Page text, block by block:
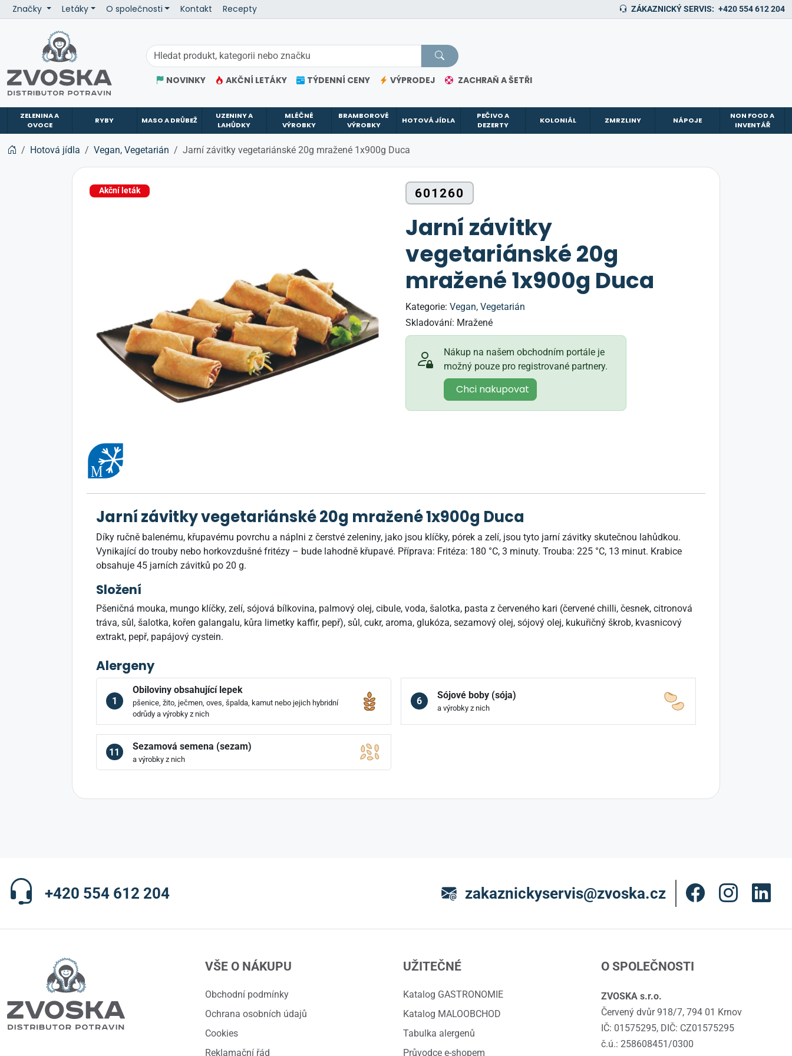
Značky Letáky O společnosti Kontakt Recepty ZÁKAZNICKÝ SERVIS: +420 554 612 204
NOVINKY AKČNÍ LETÁKY TÝDENNÍ CENY VÝPRODEJ ZACHRAŇ A ŠETŘI
ZELENINA A
OVOCE
RYBY MASO A DRŮBEŽ
UZENINY A
LAHŮDKY
MLÉČNÉ
VÝROBKY
BRAMBOROVÉ
VÝROBKY
HOTOVÁ JÍDLA
PEČIVO A
DEZERTY
KOLONIÁL ZMRZLINY NÁPOJE
NON FOOD A
INVENTÁŘ
Hotová jídla Vegan, Vegetarián Jarní závitky vegetariánské 20g mražené 1x900g Duca
601260
Jarní závitky
vegetariánské 20g
mražené 1x900g Duca
Kategorie: Vegan, Vegetarián
Skladování: Mražené
Nákup na našem obchodním portále je
možný pouze pro registrované partnery.
Chci nakupovat
Akční leták
Jarní závitky vegetariánské 20g mražené 1x900g Duca
Díky ručně balenému, křupavému povrchu a náplni z čerstvé zeleniny, jako jsou klíčky, pórek a zelí, jsou tyto jarní závitky skutečnou lahůdkou.
Vynikající do trouby nebo horkovzdušné fritézy – bude lahodně křupavé. Příprava: Fritéza: 180 °C, 3 minuty. Trouba: 225 °C, 13 minut. Krabice
obsahuje 45 jarních závitků po 20 g.
Složení
Pšeničná mouka, mungo klíčky, zelí, sójová bílkovina, palmový olej, cibule, voda, šalotka, pasta z červeného kari (červené chilli, česnek, citronová
tráva, sůl, šalotka, kořen galangalu, kůra limetky kaffir, pepř), sůl, cukr, aroma, glukóza, sezamový olej, sójový olej, kukuřičný škrob, kvasnicový
extrakt, pepř, papájový cystein.
Alergeny
1
Obiloviny obsahující lepek
pšenice, žito, ječmen, oves, špalda, kamut nebo jejich hybridní
odrůdy a výrobky z nich
6
Sójové boby (sója)
a výrobky z nich
11
Sezamová semena (sezam)
a výrobky z nich
+420 554 612 204 zakaznickyservis@zvoska.cz
VŠE O NÁKUPU
Obchodní podmínky
Ochrana osobních údajů
Cookies
Reklamační řád
UŽITEČNÉ
Katalog GASTRONOMIE
Katalog MALOOBCHOD
Tabulka alergenů
Průvodce e-shopem
O SPOLEČNOSTI
ZVOSKA s.r.o.
Červený dvůr 918/7, 794 01 Krnov
IČ: 01575295, DIČ: CZ01575295
č.ú.: 258608451/0300